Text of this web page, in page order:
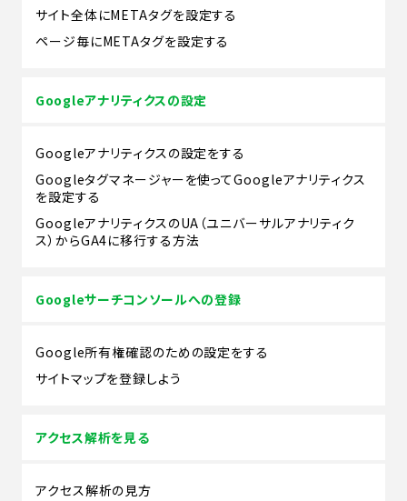
サイト全体にMETAタグを設定する
ページ毎にMETAタグを設定する
Googleアナリティクスの設定
Googleアナリティクスの設定をする
Googleタグマネージャーを使ってGoogleアナリティクス
を設定する
GoogleアナリティクスのUA（ユニバーサルアナリティク
ス）からGA4に移行する方法
Googleサーチコンソールへの登録
Google所有権確認のための設定をする
サイトマップを登録しよう
アクセス解析を見る
アクセス解析の見方